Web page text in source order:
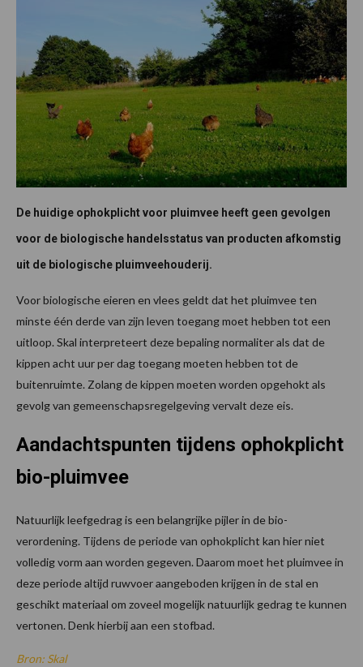
De huidige ophokplicht voor pluimvee heeft geen gevolgen
voor de biologische handelsstatus van producten afkomstig
uit de biologische pluimveehouderij.
Voor biologische eieren en vlees geldt dat het pluimvee ten
minste één derde van zijn leven toegang moet hebben tot een
uitloop. Skal interpreteert deze bepaling normaliter als dat de
kippen acht uur per dag toegang moeten hebben tot de
buitenruimte. Zolang de kippen moeten worden opgehokt als
gevolg van gemeenschapsregelgeving vervalt deze eis.
Aandachtspunten tijdens ophokplicht
bio-pluimvee
Natuurlijk leefgedrag is een belangrijke pijler in de bio-
verordening. Tijdens de periode van ophokplicht kan hier niet
volledig vorm aan worden gegeven. Daarom moet het pluimvee in
deze periode altijd ruwvoer aangeboden krijgen in de stal en
geschikt materiaal om zoveel mogelijk natuurlijk gedrag te kunnen
vertonen. Denk hierbij aan een stofbad.
Bron: Skal